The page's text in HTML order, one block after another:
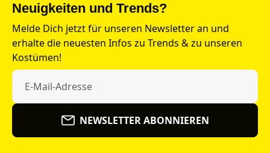
Neuigkeiten und Trends?
Melde Dich jetzt für unseren Newsletter an und
erhalte die neuesten Infos zu Trends & zu unseren
Kostümen!
NEWSLETTER ABONNIEREN